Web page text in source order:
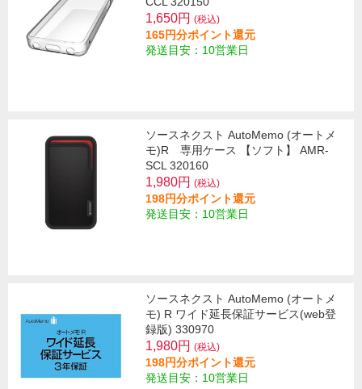
1,650円 (税込)
165円分ポイント還元
発送目安：10営業日
ソースネクスト AutoMemo (オートメ
モ)R 専用ケース 【ソフト】 AMR-
SCL 320160
1,980円 (税込)
198円分ポイント還元
発送目安：10営業日
ソースネクスト AutoMemo (オートメ
モ) R ワイド延長保証サービス(web登
録版) 330970
1,980円 (税込)
198円分ポイント還元
発送目安：10営業日